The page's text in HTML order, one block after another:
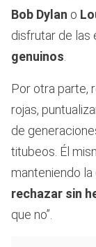
Bob Dylan o
disfrutar de las
genuinos.
Por otra parte,
rojas,
de
titubeos. Él
manteniendo la
rechazar sin
que no”.